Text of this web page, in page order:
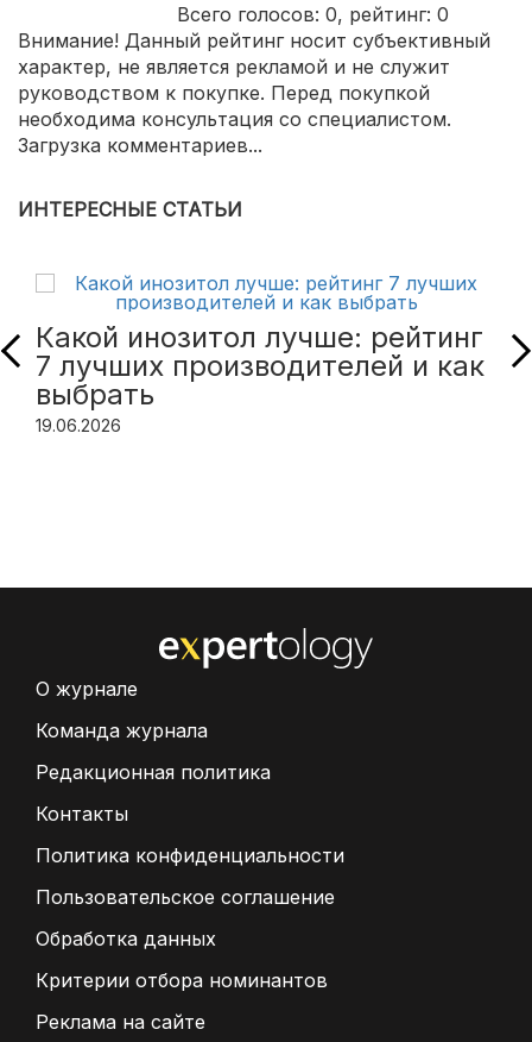
Всего голосов: 0, рейтинг: 0
Внимание! Данный рейтинг носит субъективный
характер, не является рекламой и не служит
руководством к покупке. Перед покупкой
необходима консультация со специалистом.
Загрузка комментариев...
ИНТЕРЕСНЫЕ СТАТЬИ
Какой инозитол лучше: рейтинг
7 лучших производителей и как
выбрать
19.06.2026
О журнале
Команда журнала
Редакционная политика
Контакты
Политика конфиденциальности
Пользовательское соглашение
Обработка данных
Критерии отбора номинантов
Реклама на сайте